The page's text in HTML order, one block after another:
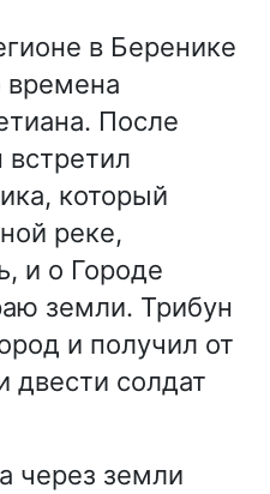
в Беренике
времена
После
встретил
который
реке,
и о Городе
земли. Трибун
и получил от
двести солдат
через земли